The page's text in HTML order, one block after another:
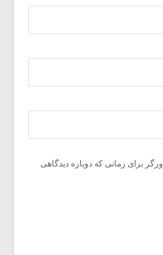
برای زمانی که دوباره دیدگاهی